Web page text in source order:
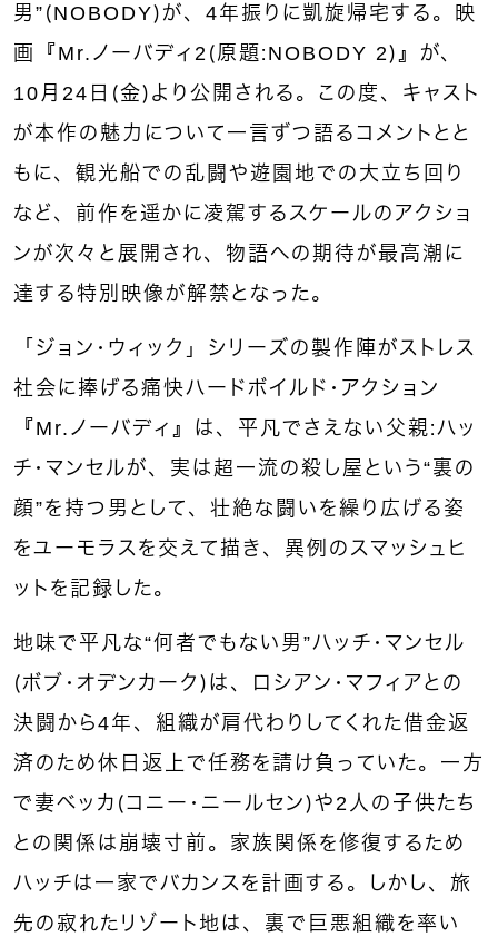
男”（NOBODY）が、4年振りに凱旋帰宅する。映
画『Mr.ノーバディ2（原題：NOBODY 2）』が、
10月24日（金）より公開される。この度、キャスト
が本作の魅力について一言ずつ語るコメントとと
もに、観光船での乱闘や遊園地での大立ち回り
など、前作を遥かに凌駕するスケールのアクショ
ンが次々と展開され、物語への期待が最高潮に
達する特別映像が解禁となった。
「ジョン・ウィック」シリーズの製作陣がストレス
社会に捧げる痛快ハードボイルド・アクション
『Mr.ノーバディ』は、平凡でさえない父親：ハッ
チ・マンセルが、実は超一流の殺し屋という“裏の
顔”を持つ男として、壮絶な闘いを繰り広げる姿
をユーモラスを交えて描き、異例のスマッシュヒ
ットを記録した。
地味で平凡な“何者でもない男”ハッチ・マンセル
（ボブ・オデンカーク）は、ロシアン・マフィアとの
決闘から4年、組織が肩代わりしてくれた借金返
済のため休日返上で任務を請け負っていた。一方
で妻ベッカ（コニー・ニールセン）や2人の子供たち
との関係は崩壊寸前。家族関係を修復するため
ハッチは一家でバカンスを計画する。しかし、旅
先の寂れたリゾート地は、裏で巨悪組織を率い